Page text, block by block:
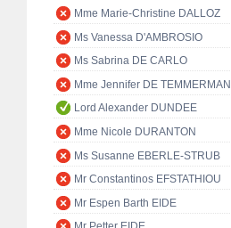
Mme Marie-Christine DALLOZ
Ms Vanessa D'AMBROSIO
Ms Sabrina DE CARLO
Mme Jennifer DE TEMMERMAN
Lord Alexander DUNDEE
Mme Nicole DURANTON
Ms Susanne EBERLE-STRUB
Mr Constantinos EFSTATHIOU
Mr Espen Barth EIDE